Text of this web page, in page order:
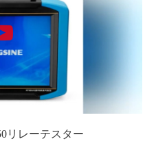
リレーテスター